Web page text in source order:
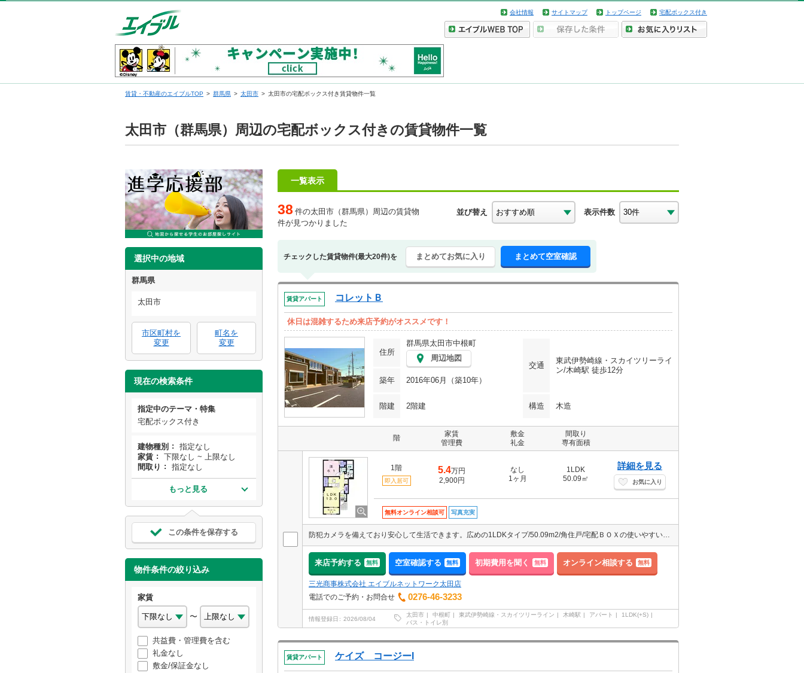
会社情報 サイトマップ トップページ 宅配ボックス付き
賃貸・不動産のエイブルTOP 群馬県 太田市 太田市の宅配ボックス付き賃貸物件一覧
太田市（群馬県）周辺の宅配ボックス付きの賃貸物件一覧
選択中の地域
群馬県
太田市
市区町村を
変更
町名を
変更
現在の検索条件
指定中のテーマ・特集
宅配ボックス付き
建物種別
指定なし
家賃
下限なし ~ 上限なし
間取り
指定なし
もっと見る
この条件を保存する
物件条件の絞り込み
家賃
〜
共益費・管理費を含む
礼金なし
敷金/保証金なし
一覧表示
38 件の太田市（群馬県）周辺の賃貸物
件が見つかりました
並び替え 表示件数
チェックした賃貸物件(最大20件)を まとめてお気に入り まとめて空室確認
賃貸アパート コレットＢ
休日は混雑するため来店予約がオススメです！
住所
群馬県太田市中根町
周辺地図
交通
東武伊勢崎線・スカイツリーライ
ン/木崎駅 徒歩12分
築年
2016年06月（築10年）
階建 2階建 構造 木造
階
家賃
管理費
敷金
礼金
間取り
専有面積
1階
即入居可
5.4万円
2,900円
なし
1ヶ月
1LDK
50.09㎡
詳細を見る
お気に入り
無料オンライン相談可 写真充実
防犯カメラを備えており安心して生活できます。広めの1LDKタイプ/50.09m2/角住戸/宅配ＢＯＸの使いやすい物件です。太田市立宝泉南小学校1000m・コンビニ1200mでお出かけ・買物に便利ですよ。契約金はカード決済がご利用可能です。便利なカウンターキッチン設置で毎日のお料理も楽しくなります。築10年・1LDKのス
来店予約する 無料 空室確認する 無料 初期費用を聞く 無料 オンライン相談する 無料
三光商事株式会社 エイブルネットワーク太田店
電話でのご予約・お問合せ
0276-46-3233
情報登録日 2026/08/04
太田市 中根町 東武伊勢崎線・スカイツリーライン 木崎駅 アパート
1LDK(+S)
バス・トイレ別
賃貸アパート ケイズ コージーI